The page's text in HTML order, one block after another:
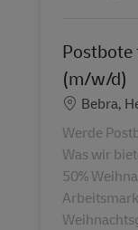
(m/w/d)
Standort
Bebra,
Werde
Was wir
50%